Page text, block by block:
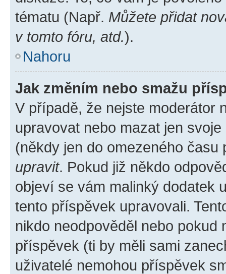
tématu (Např. Můžete přidat
v tomto fóru, atd.).
Nahoru
Jak změním nebo smažu
V případě, že nejste moderátor
upravovat nebo mazat jen
(někdy jen do omezeného
upravit. Pokud již někdo
objeví se vám malinký dodatek
tento příspěvek upravovali.
nikdo neodpověděl nebo pokud
příspěvek (ti by měli sami
uživatelé nemohou příspěvek